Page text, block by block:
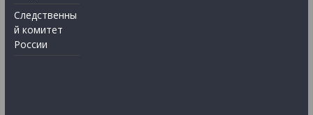
Следственны
й комитет
России